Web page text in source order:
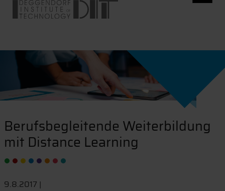
Berufsbegleitende Weiterbildung
mit Distance Learning
9.8.2017 |